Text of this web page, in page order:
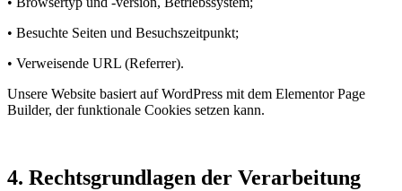
• Besuchte Seiten und Besuchszeitpunkt;
• Verweisende URL (Referrer).
Unsere Website basiert auf WordPress mit dem Elementor Page
Builder, der funktionale Cookies setzen kann.
4. Rechtsgrundlagen der Verarbeitung